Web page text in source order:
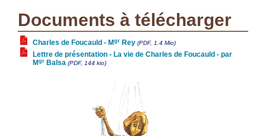
Documents à télécharger
Charles de Foucauld - Mgr Rey (PDF, 1.4 Mio)
Lettre de présentation - La vie de Charles de Foucauld - par
Mgr Balsa (PDF, 144 kio)